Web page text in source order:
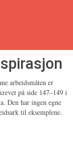
arbeidsmåten er
på side 147–149 i
Den har ingen egne
til eksemplene.